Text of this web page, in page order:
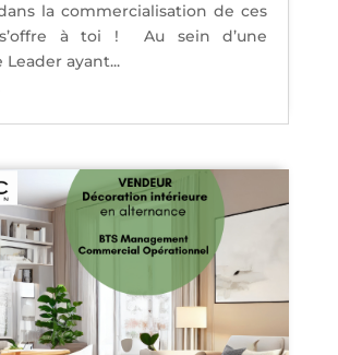
la commercialisation de ces
à toi ! Au sein d’une
ayant...